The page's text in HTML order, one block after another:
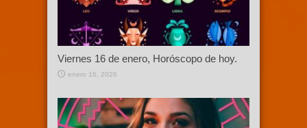
Viernes 16 de enero, Horóscopo de hoy.
enero 16, 2026